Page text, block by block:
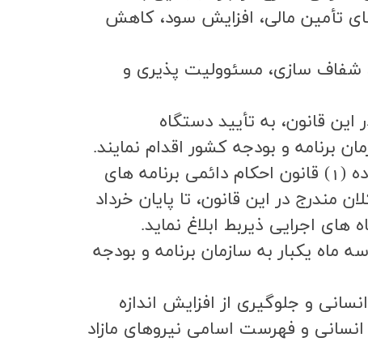
تأمين مالي، افزايش سود، كاهش
عمومي، شفاف سازي، مسئووليت پذيري و
قانون، به تأييد دستگاه
برنامه و بودجه كشور اقدام نمايند.
دستگاه سياستگذار موظف است برنامه هاي اجرايي دستگاه هاي اجرايي ذيربط مشمول ماده (1) قانون احكام دائمي برنامه هاي
در اين قانون، تا پايان خرداد
اجرايي ذيربط ابلاغ نمايد.
يكبار به سازمان برنامه و بودجه
وري نيروي انساني و جلوگيري از افزايش اندازه
موظفند نيروي انساني و فهرست اسامي نيروهاي مازاد